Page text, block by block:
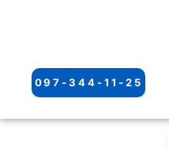
097-344-11-25